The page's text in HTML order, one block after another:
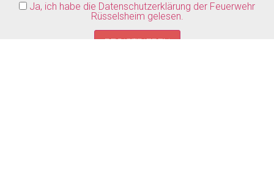
Ja, ich habe die Datenschutzerklärung der Feuerwehr
Rüsselsheim gelesen.